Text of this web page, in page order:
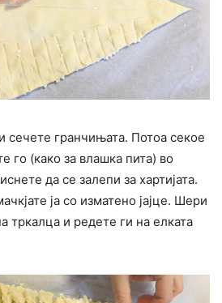
сечете гранчињата. Потоа секое
го (како за влашка пита) во
да се залепи за хартијата.
ја со изматено јајце. Шери
тркалца и редете ги на елката